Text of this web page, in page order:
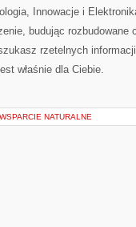
Innowacje i
budując rozbudowane
rzetelnych
właśnie dla Ciebie.
NATURALNE